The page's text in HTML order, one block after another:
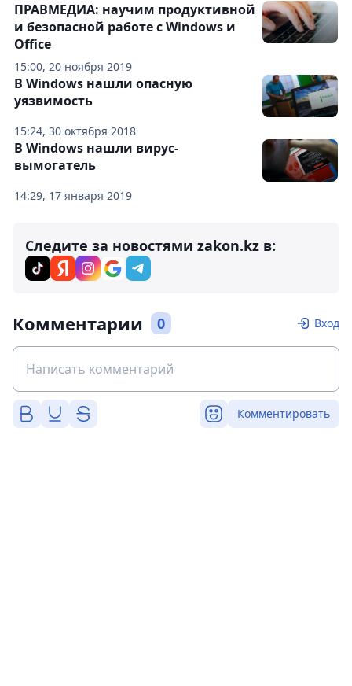
15:00, 20 ноября 2019
ПРАВМЕДИА: научим продуктивной
и безопасной работе с Windows и
Office
15:24, 30 октября 2018
В Windows нашли опасную
уязвимость
14:29, 17 января 2019
В Windows нашли вирус-
вымогатель
Следите за новостями zakon.kz в:
Комментарии 0 Вход
Комментировать